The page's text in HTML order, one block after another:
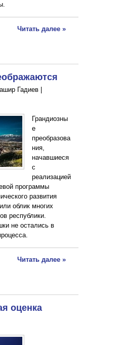
Читать далее »
Гадиев |
Грандиозны
е
преобразова
ния,
начавшиеся
с
реализацией
программы
развития
облик многих
республики.
не остались в
Читать далее »
оценка